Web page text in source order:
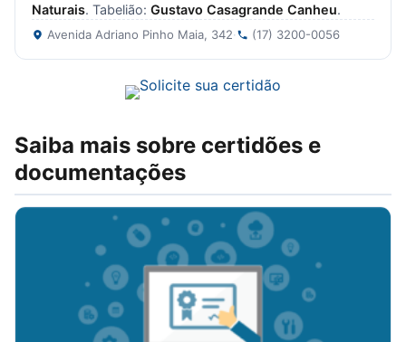
Naturais. Tabelião: Gustavo Casagrande Canheu.
Avenida Adriano Pinho Maia, 342· (17) 3200-0056
Saiba mais sobre certidões e
documentações